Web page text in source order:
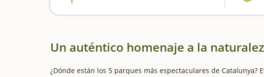
Un auténtico homenaje a la
¿Dónde están los 5 parques más espectaculares de